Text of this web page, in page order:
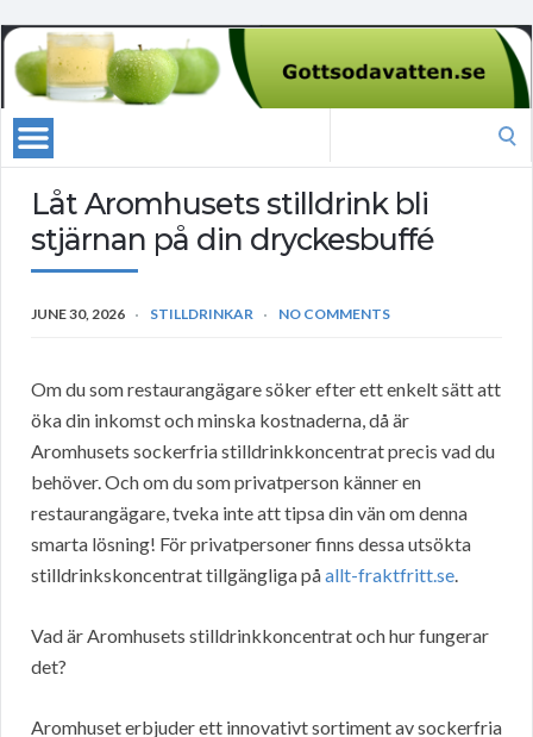
Låt Aromhusets stilldrink bli
stjärnan på din dryckesbuffé
JUNE 30, 2026 STILLDRINKAR NO COMMENTS
Om du som restaurangägare söker efter ett enkelt sätt att
öka din inkomst och minska kostnaderna, då är
Aromhusets sockerfria stilldrinkkoncentrat precis vad du
behöver. Och om du som privatperson känner en
restaurangägare, tveka inte att tipsa din vän om denna
smarta lösning! För privatpersoner finns dessa utsökta
stilldrinkskoncentrat tillgängliga påallt-fraktfritt.se.
Vad är Aromhusets stilldrinkkoncentrat och hur fungerar
det?
Aromhuset erbjuder ett innovativt sortiment av sockerfria